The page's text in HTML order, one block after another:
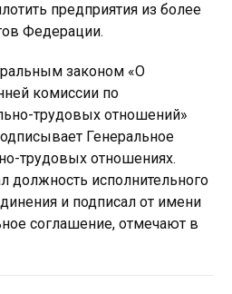
предприятия из более
Федерации.
законом «О
комиссии по
трудовых отношений»
Генеральное
трудовых отношениях.
должность исполнительного
и подписал от имени
соглашение, отмечают в